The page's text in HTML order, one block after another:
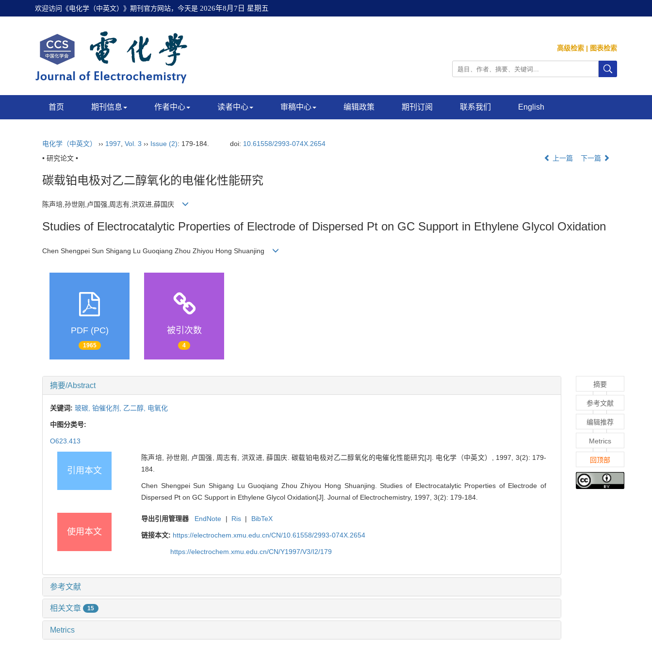
欢迎访问《电化学（中英文）》期刊官方网站，今天是 2026年8月7日 星期五
高级检索 | 图表检索
首页 期刊信息 作者中心 读者中心 审稿中心 编辑政策 期刊订阅 联系我们 English
电化学（中英文） ›› 1997 Vol. 3 ›› Issue (2): 179-184. doi: 10.61558/2993-074X.2654
• 研究论文 •
上一篇 下一篇
碳载铂电极对乙二醇氧化的电催化性能研究
陈声培,孙世刚,卢国强,周志有,洪双进,薛国庆
Studies of Electrocatalytic Properties of Electrode of Dispersed Pt on GC Support in Ethylene Glycol Oxidation
Chen Shengpei Sun Shigang Lu Guoqiang Zhou Zhiyou Hong Shuanjing
PDF (PC)
1965
被引次数
4
摘要/Abstract
关键词: 玻碳, 铂催化剂, 乙二醇, 电氧化
中图分类号:
O623.413
引用本文
陈声培, 孙世刚, 卢国强, 周志有, 洪双进, 薛国庆. 碳载铂电极对乙二醇氧化的电催化性能研究[J]. 电化学（中英文）, 1997, 3(2): 179-
184.
Chen Shengpei Sun Shigang Lu Guoqiang Zhou Zhiyou Hong Shuanjing. Studies of Electrocatalytic Properties of Electrode of
Dispersed Pt on GC Support in Ethylene Glycol Oxidation[J]. Journal of Electrochemistry, 1997, 3(2): 179-184.
使用本文
导出引用管理器 EndNote | Ris | BibTeX
链接本文: https://electrochem.xmu.edu.cn/CN/10.61558/2993-074X.2654
https://electrochem.xmu.edu.cn/CN/Y1997/V3/I2/179
参考文献
相关文章 15
Metrics
摘要
参考文献
编辑推荐
Metrics
回顶部